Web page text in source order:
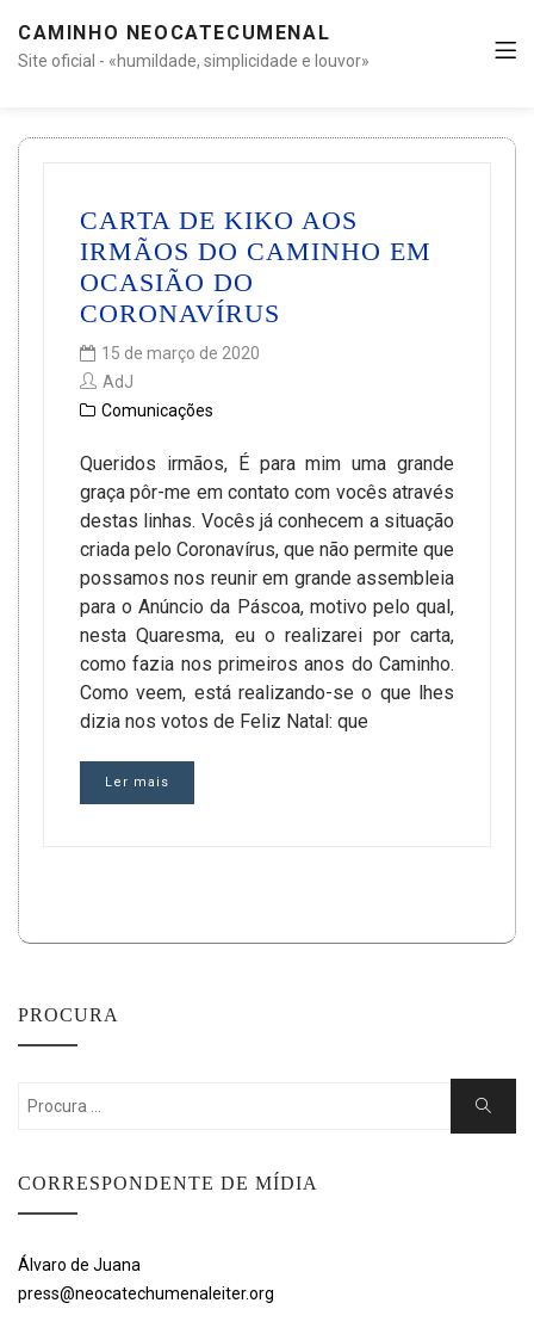
CAMINHO NEOCATECUMENAL
Site oficial - «humildade, simplicidade e louvor»
CARTA DE KIKO AOS
IRMÃOS DO CAMINHO EM
OCASIÃO DO
CORONAVÍRUS
15 de março de 2020
AdJ
Comunicações
Queridos irmãos, É para mim uma grande
graça pôr-me em contato com vocês através
destas linhas. Vocês já conhecem a situação
criada pelo Coronavírus, que não permite que
possamos nos reunir em grande assembleia
para o Anúncio da Páscoa, motivo pelo qual,
nesta Quaresma, eu o realizarei por carta,
como fazia nos primeiros anos do Caminho.
Como veem, está realizando-se o que lhes
dizia nos votos de Feliz Natal: que
Ler mais
PROCURA
Search
Search
CORRESPONDENTE DE MÍDIA
Álvaro de Juana
press@neocatechumenaleiter.org